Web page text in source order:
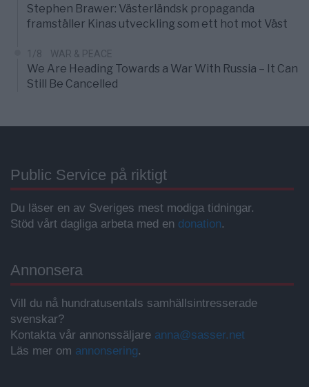
Stephen Brawer: Västerländsk propaganda
framställer Kinas utveckling som ett hot mot Väst
1/8 WAR & PEACE
We Are Heading Towards a War With Russia – It Can
Still Be Cancelled
Public Service på riktigt
Du läser en av Sveriges mest modiga tidningar.
Stöd vårt dagliga arbeta med en donation.
Annonsera
Vill du nå hundratusentals samhällsintresserade
svenskar?
Kontakta vår annonssäljare anna@sasser.net
Läs mer om annonsering.